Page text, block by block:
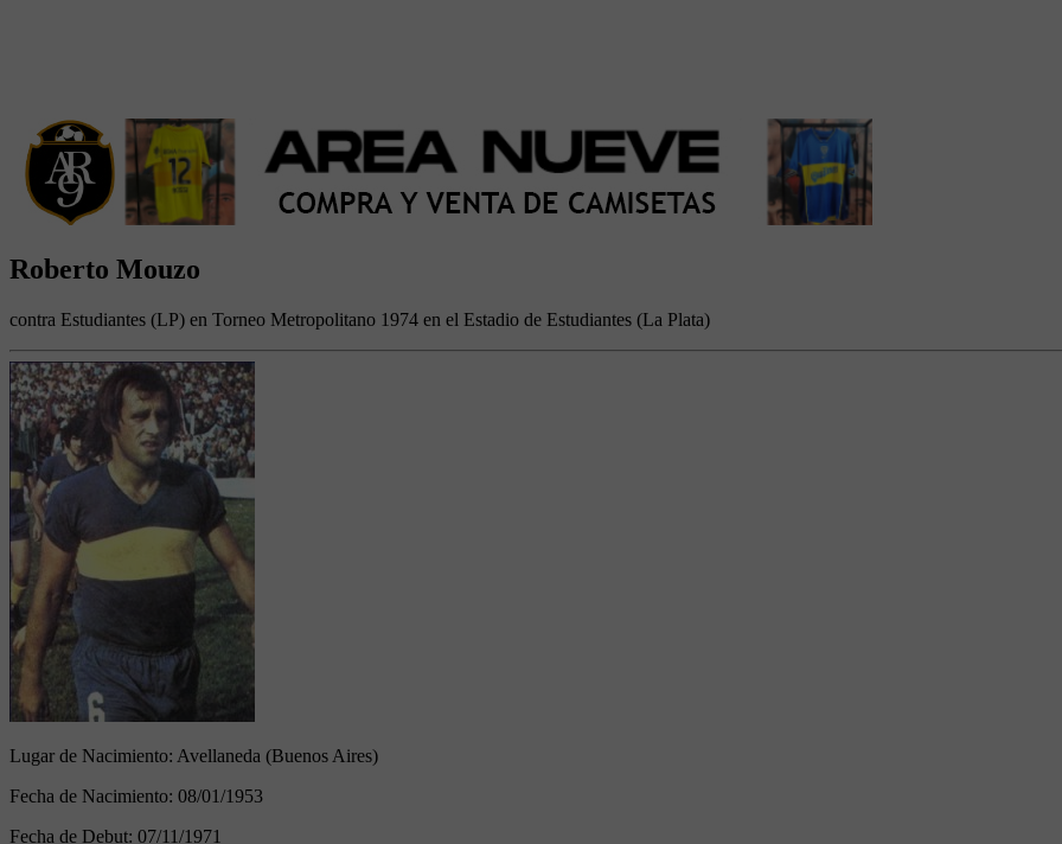
Roberto Mouzo
contra Estudiantes (LP) en Torneo Metropolitano 1974 en el Estadio de Estudiantes (La Plata)
Lugar de Nacimiento: Avellaneda (Buenos Aires)
Fecha de Nacimiento: 08/01/1953
Fecha de Debut: 07/11/1971